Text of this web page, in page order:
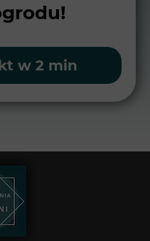
w 2 min